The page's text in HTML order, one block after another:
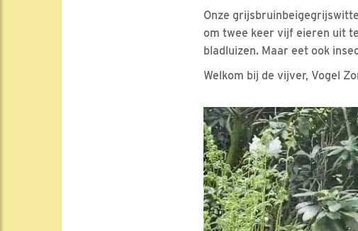
Onze
om twee keer vijf eieren uit
bladluizen. Maar eet ook
Welkom bij de vijver, Vogel